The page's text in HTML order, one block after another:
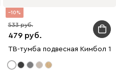
10
479
533
ТВ-тумба подвесная Кимбол